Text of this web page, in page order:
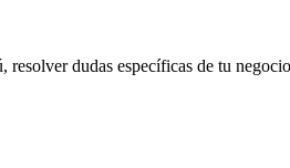
dudas específicas de tu